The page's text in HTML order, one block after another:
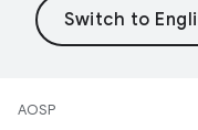
AOSP